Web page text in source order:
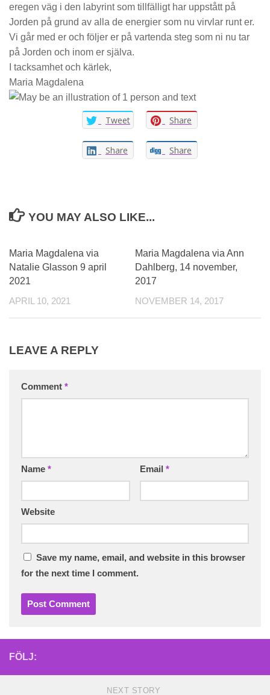
eregen väg i den labyrint som tillfälligt har uppstått på
Jorden på grund av alla de energier som nu virvlar runt er.
Vi går med er och följer er på vartenda steg som ni nu tar
på Jorden och inom er själva.
I tacksamhet och kärlek,
Maria Magdalena
Tweet Share
Share Share
YOU MAY ALSO LIKE...
Maria Magdalena via
Natalie Glasson 9 april
2021
APRIL 10, 2021
Maria Magdalena via Ann
Dahlberg, 14 november,
2017
NOVEMBER 14, 2017
LEAVE A REPLY
Comment *
Name * Email *
Website
Save my name, email, and website in this browser
for the next time I comment.
FÖLJ:
NEXT STORY